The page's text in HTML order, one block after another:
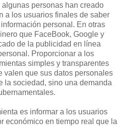
personas han creado
a los usuarios finales de saber
personal. En otras
que FaceBook, Google y
de la publicidad en línea
Proporcionar a los
simples y transparentes
valen que sus datos personales
la sociedad, sino una demanda
es informar a los usuarios
económico en tiempo real que la